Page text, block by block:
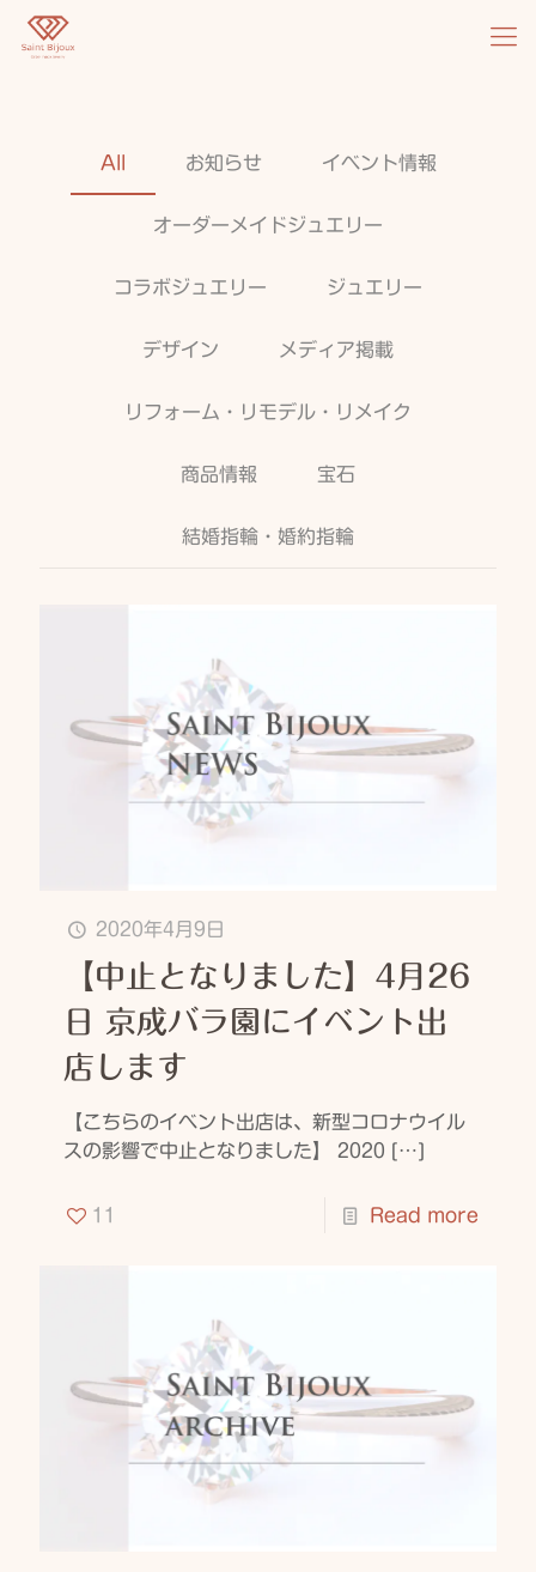
All お知らせ イベント情報
オーダーメイドジュエリー
コラボジュエリー ジュエリー
デザイン メディア掲載
リフォーム・リモデル・リメイク
商品情報 宝石
結婚指輪・婚約指輪
2020年4月9日
【中止となりました】4月26
日 京成バラ園にイベント出
店します
【こちらのイベント出店は、新型コロナウイル
スの影響で中止となりました】 2020 […]
11 Read more